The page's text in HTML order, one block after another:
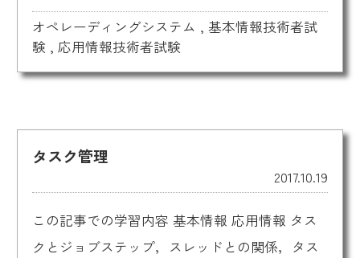
オペレーディングシステム , 基本情報技術者試
験 , 応用情報技術者試験
タスク管理
2017.10.19
この記事での学習内容 基本情報 応用情報 タス
クとジョブステップ，スレッドとの関係，タス